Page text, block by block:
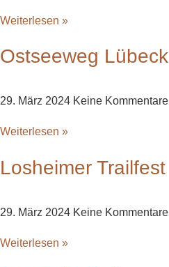
Weiterlesen »
Ostseeweg Lübeck
29. März 2024 Keine Kommentare
Weiterlesen »
Losheimer Trailfest
29. März 2024 Keine Kommentare
Weiterlesen »